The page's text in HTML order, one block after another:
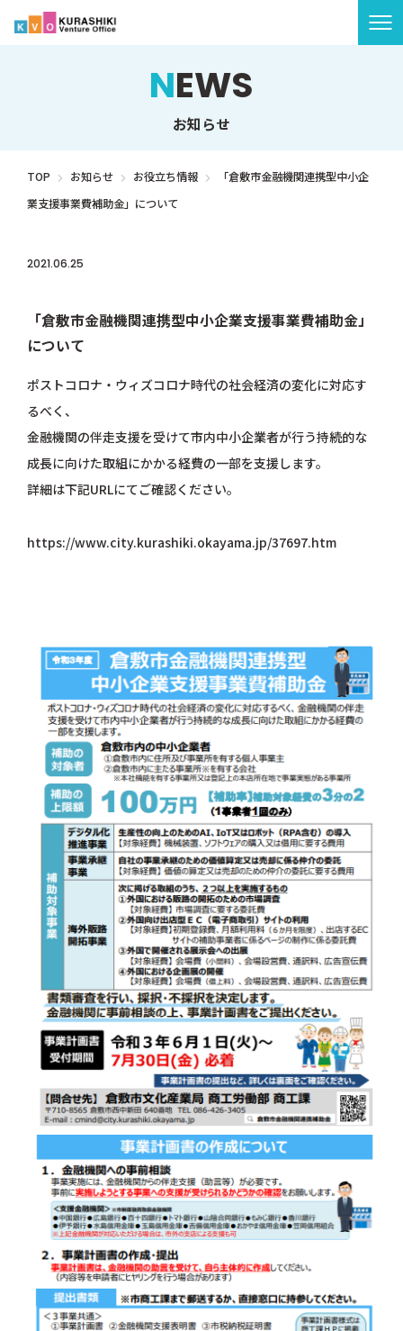
よくある質問
お問い合わせ
NEWS
お知らせ
TOP お知らせ お役立ち情報
「倉敷市金融機関連携型中小企
業支援事業費補助金」について
2021.06.25
「倉敷市金融機関連携型中小企業支援事業費補助金」
について
ポストコロナ・ウィズコロナ時代の社会経済の変化に対応す
るべく、
金融機関の伴走支援を受けて市内中小企業者が行う持続的な
成長に向けた取組にかかる経費の一部を支援します。
詳細は下記URLにてご確認ください。
https://www.city.kurashiki.okayama.jp/37697.htm